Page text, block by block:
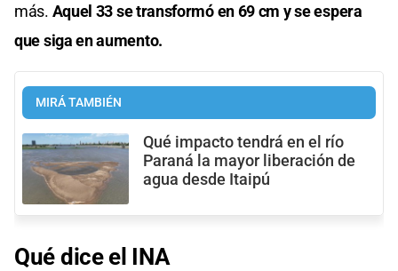
más. Aquel 33 se transformó en 69 cm y se espera
que siga en aumento.
MIRÁ TAMBIÉN
Qué impacto tendrá en el río
Paraná la mayor liberación de
agua desde Itaipú
Qué dice el INA